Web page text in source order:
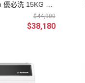
必洗 15KG 機
$44,900
$38,180